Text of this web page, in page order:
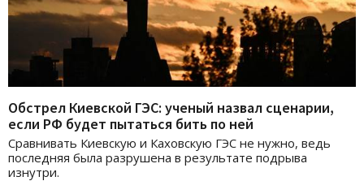
Обстрел Киевской ГЭС: ученый назвал сценарии,
если РФ будет пытаться бить по ней
Сравнивать Киевскую и Каховскую ГЭС не нужно, ведь
последняя была разрушена в результате подрыва
изнутри.